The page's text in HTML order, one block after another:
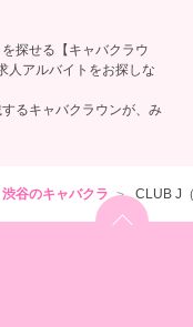
探せる【キャバクラウ
人アルバイトをお探しな
るキャバクラウンが、み
渋谷のキャバクラ CLUB J